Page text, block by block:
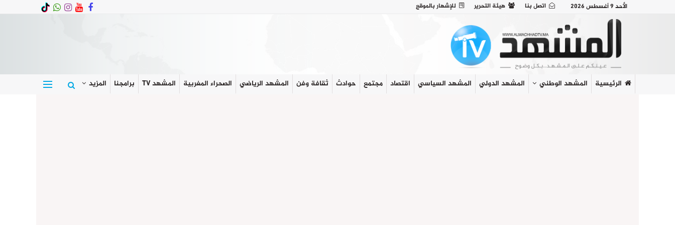
الأحد 9 أغسطس 2026 اتصل بنا هيئة التحرير للإشهار بالموقع
الرئيسية المشهد الوطني المشهد الدولي المشهد السياسي اقتصاد مجتمع حوادث ثقافة وفن المشهد الرياضي الصحراء المغربية المشهد TV برامجنا المزيد